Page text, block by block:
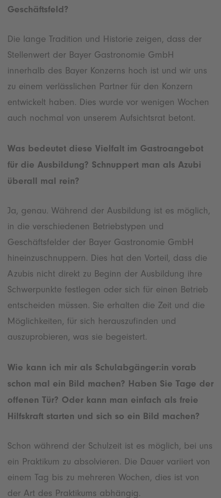
Geschäftsfeld?
Die lange Tradition und Historie zeigen, dass der
Stellenwert der Bayer Gastronomie GmbH
innerhalb des Bayer Konzerns hoch ist und wir uns
zu einem verlässlichen Partner für den Konzern
entwickelt haben. Dies wurde vor wenigen Wochen
auch nochmal von unserem Aufsichtsrat betont.
Was bedeutet diese Vielfalt im Gastroangebot
für die Ausbildung? Schnuppert man als Azubi
überall mal rein?
Ja, genau. Während der Ausbildung ist es möglich,
in die verschiedenen Betriebstypen und
Geschäftsfelder der Bayer Gastronomie GmbH
hineinzuschnuppern. Dies hat den Vorteil, dass die
Azubis nicht direkt zu Beginn der Ausbildung ihre
Schwerpunkte festlegen oder sich für einen Betrieb
entscheiden müssen. Sie erhalten die Zeit und die
Möglichkeiten, für sich herauszufinden und
auszuprobieren, was sie begeistert.
Wie kann ich mir als Schulabgänger:in vorab
schon mal ein Bild machen? Haben Sie Tage der
offenen Tür? Oder kann man einfach als freie
Hilfskraft starten und sich so ein Bild machen?
Schon während der Schulzeit ist es möglich, bei uns
ein Praktikum zu absolvieren. Die Dauer variiert von
einem Tag bis zu mehreren Wochen, dies ist von
der Art des Praktikums abhängig.